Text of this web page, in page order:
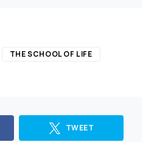
THE SCHOOL OF LIFE
TWEET